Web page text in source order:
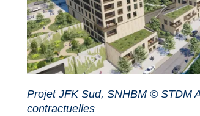
Projet JFK Sud, SNHBM © STDM
contractuelles